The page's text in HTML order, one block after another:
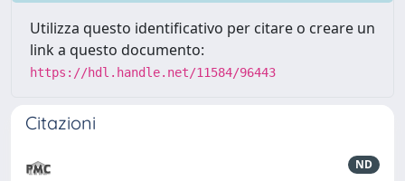
Utilizza questo identificativo per citare o creare un
link a questo documento:
https://hdl.handle.net/11584/96443
Citazioni
ND